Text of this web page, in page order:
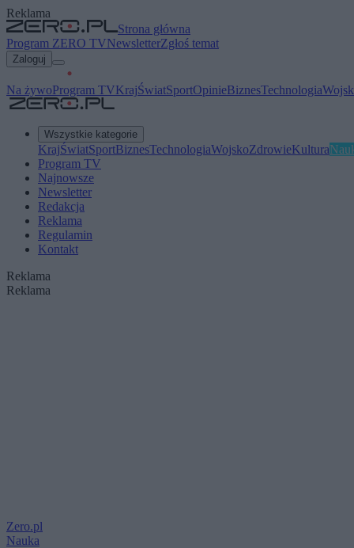
Reklama
Strona główna
Program ZERO TVNewsletterZgłoś temat
Zaloguj
Na żywoProgram TVKrajŚwiatSportOpinieBiznesTechnologia
Wszystkie kategorie
KrajŚwiatSportBiznesTechnologiaWojskoZdrowieKultura
Program TV
Najnowsze
Newsletter
Redakcja
Reklama
Regulamin
Kontakt
Reklama
Reklama
Zero.pl
Nauka